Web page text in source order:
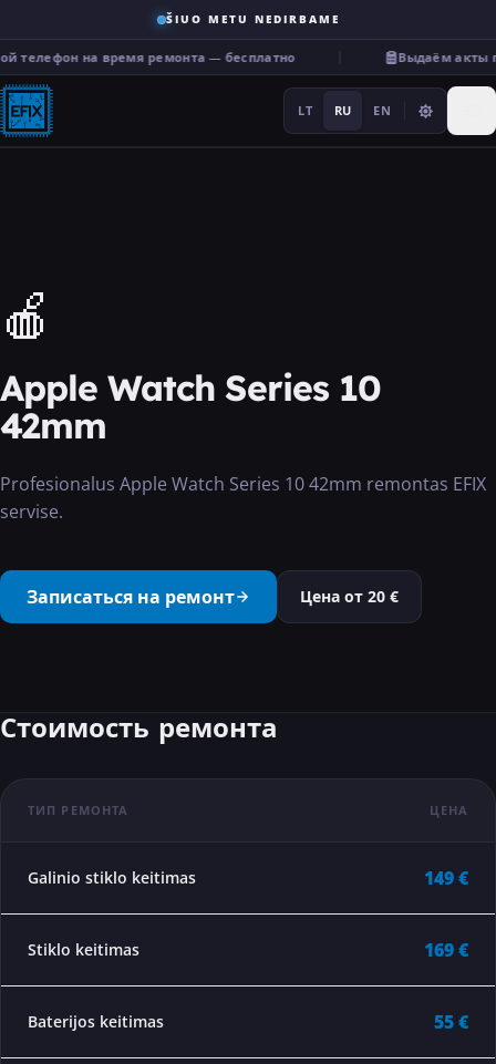
ŠIUO METU NEDIRBAME
телефон на время ремонта — бесплатно Выдаём акты
LT RU EN
Ремонт
Услуги
🍎
Apple Watch Series 10
42mm
Profesionalus Apple Watch Series 10 42mm remontas EFIX
servise.
Записаться на ремонт Цена от 20 €
Стоимость ремонта
ТИП РЕМОНТА ЦЕНА
Galinio stiklo keitimas 149 €
Stiklo keitimas 169 €
Baterijos keitimas 55 €